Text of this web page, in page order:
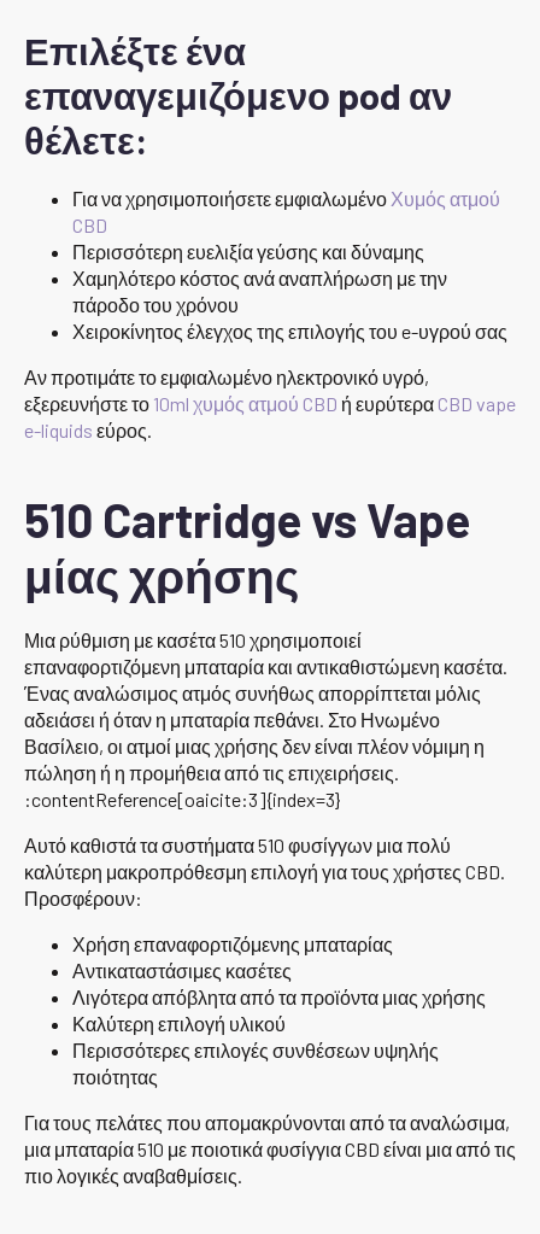
Επιλέξτε ένα
επαναγεμιζόμενο pod αν
θέλετε:
Για να χρησιμοποιήσετε εμφιαλωμένο Χυμός ατμού
CBD
Περισσότερη ευελιξία γεύσης και δύναμης
Χαμηλότερο κόστος ανά αναπλήρωση με την
πάροδο του χρόνου
Χειροκίνητος έλεγχος της επιλογής του e-υγρού σας
Αν προτιμάτε το εμφιαλωμένο ηλεκτρονικό υγρό,
εξερευνήστε το 10ml χυμός ατμού CBD ή ευρύτερα CBD vape
e-liquids εύρος.
510 Cartridge vs Vape
μίας χρήσης
Μια ρύθμιση με κασέτα 510 χρησιμοποιεί
επαναφορτιζόμενη μπαταρία και αντικαθιστώμενη κασέτα.
Ένας αναλώσιμος ατμός συνήθως απορρίπτεται μόλις
αδειάσει ή όταν η μπαταρία πεθάνει. Στο Ηνωμένο
Βασίλειο, οι ατμοί μιας χρήσης δεν είναι πλέον νόμιμη η
πώληση ή η προμήθεια από τις επιχειρήσεις.
:contentReference[oaicite:3]{index=3}
Αυτό καθιστά τα συστήματα 510 φυσίγγων μια πολύ
καλύτερη μακροπρόθεσμη επιλογή για τους χρήστες CBD.
Προσφέρουν:
Χρήση επαναφορτιζόμενης μπαταρίας
Αντικαταστάσιμες κασέτες
Λιγότερα απόβλητα από τα προϊόντα μιας χρήσης
Καλύτερη επιλογή υλικού
Περισσότερες επιλογές συνθέσεων υψηλής
ποιότητας
Για τους πελάτες που απομακρύνονται από τα αναλώσιμα,
μια μπαταρία 510 με ποιοτικά φυσίγγια CBD είναι μια από τις
πιο λογικές αναβαθμίσεις.